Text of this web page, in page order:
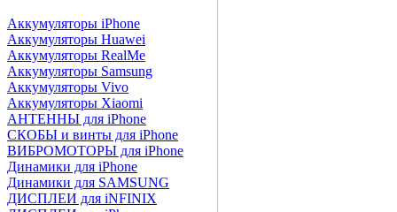
Аккумуляторы iPhone
Аккумуляторы Huawei
Аккумуляторы RealMe
Аккумуляторы Samsung
Аккумуляторы Vivo
Аккумуляторы Xiaomi
АНТЕННЫ для iPhone
СКОБЫ и винты для iPhone
ВИБРОМОТОРЫ для iPhone
Динамики для iPhone
Динамики для SAMSUNG
ДИСПЛЕИ для iNFINIX